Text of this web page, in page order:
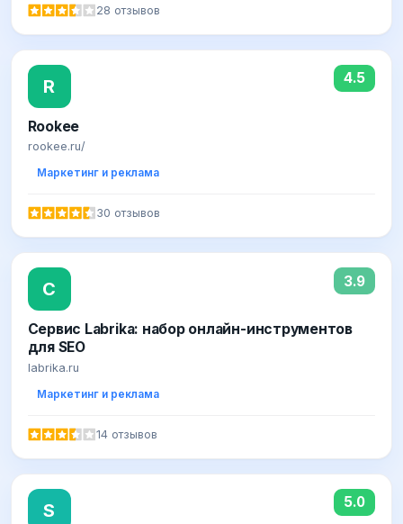
28 отзывов
R 4.5
Rookee
rookee.ru/
Маркетинг и реклама
30 отзывов
С 3.9
Сервис Labrika: набор онлайн-инструментов
для SEO
labrika.ru
Маркетинг и реклама
14 отзывов
S 5.0